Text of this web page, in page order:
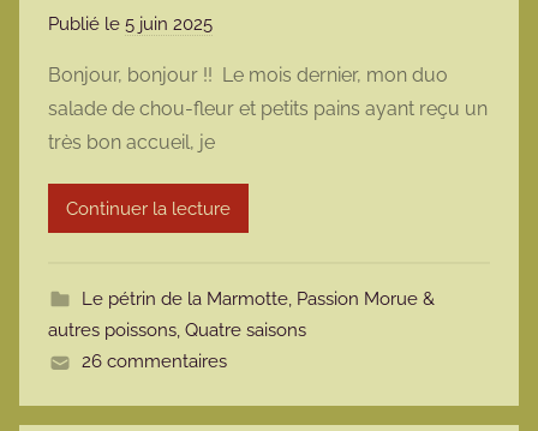
Publié le 5 juin 2025
m
a
r
m
t
e
Bonjour, bonjour !! Le mois dernier, mon duo
salade de chou-fleur et petits pains ayant reçu un
très bon accueil, je
Continuer la lecture
Le pétrin de la Marmotte, Passion Morue &
autres poissons, Quatre saisons
26 commentaires